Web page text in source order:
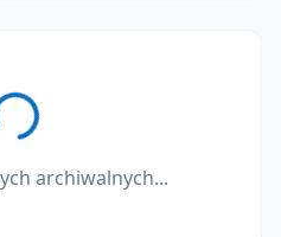
archiwalnych...